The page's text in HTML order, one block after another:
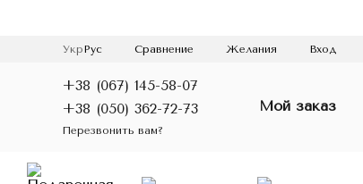
УкрРус Сравнение Желания Вход
+38 (067) 145-58-07
+38 (050) 362-72-73
Перезвонить вам?
Мой заказ